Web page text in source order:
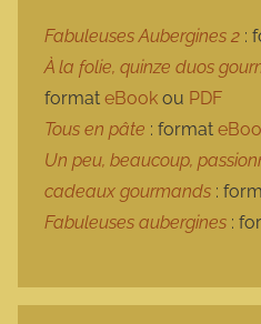
Fabuleuses Aubergines 2 :
À la folie, quinze duos
format eBook ou PDF
Tous en pâte : format
Un peu, beaucoup,
cadeaux gourmands :
Fabuleuses aubergines :